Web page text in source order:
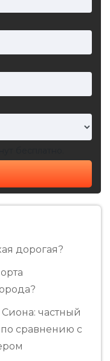
дорогая?
частный
сравнению с